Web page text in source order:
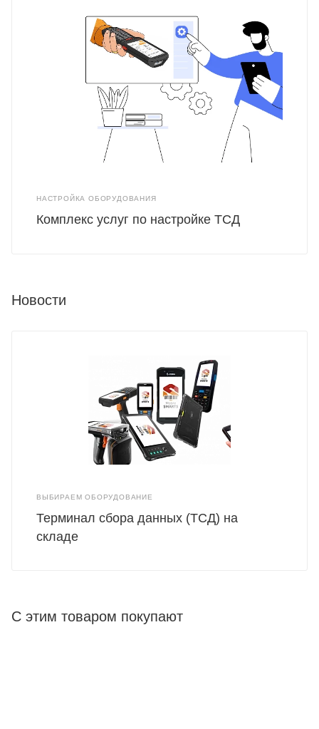
НАСТРОЙКА ОБОРУДОВАНИЯ
Комплекс услуг по настройке ТСД
Новости
ВЫБИРАЕМ ОБОРУДОВАНИЕ
Терминал сбора данных (ТСД) на
складе
С этим товаром покупают